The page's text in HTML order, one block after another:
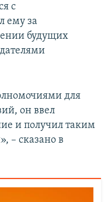
с
ему за
будущих
для
он ввел
и получил таким
– сказано в